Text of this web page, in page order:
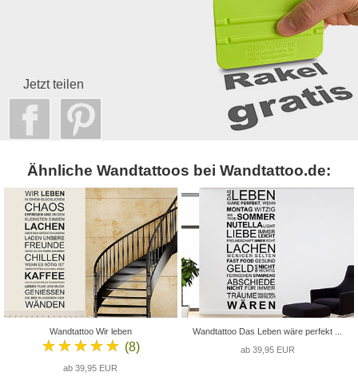
Jetzt teilen
Ähnliche Wandtattoos bei Wandtattoo.de:
Wandtattoo Wir leben
★★★★★ (8)
ab 39,95 EUR
Wandtattoo Das Leben wäre perfekt ...
ab 39,95 EUR